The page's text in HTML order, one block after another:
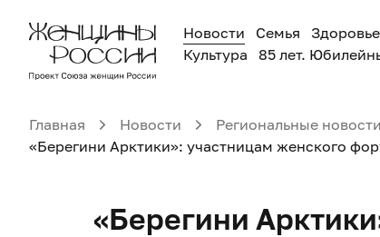
Новости Семья Здоровье
Культура
85 лет.
Главная Новости
Региональные
«Берегини Арктики»: участницам женского
«Берегини